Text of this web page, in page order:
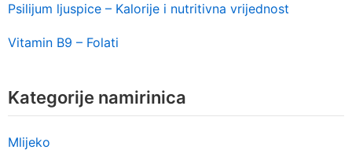
Psilijum ljuspice – Kalorije i nutritivna vrijednost
Vitamin B9 – Folati
Kategorije namirinica
Mlijeko